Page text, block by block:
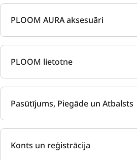
PLOOM AURA aksesuāri
PLOOM lietotne
Pasūtījums, Piegāde un Atbalsts
Konts un reģistrācija